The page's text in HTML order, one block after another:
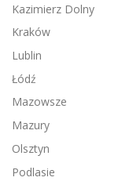
Kazimierz Dolny
Kraków
Lublin
Łódź
Mazowsze
Mazury
Olsztyn
Podlasie